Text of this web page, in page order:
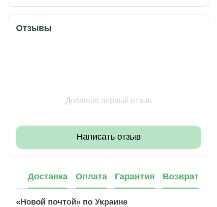
Отзывы
Добавьте первый отзыв
Написать отзыв
Доставка Оплата Гарантия Возврат
«Новой почтой» по Украине